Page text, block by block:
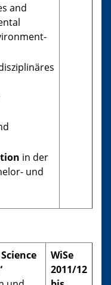
and
in der
und
WiSe
2011/12